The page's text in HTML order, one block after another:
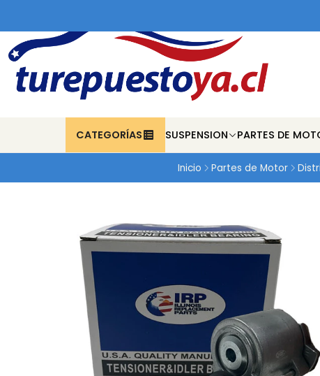
CATEGORÍAS SUSPENSION PARTES DE
Inicio Partes de Motor